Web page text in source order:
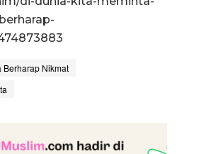
Berharap Nikmat